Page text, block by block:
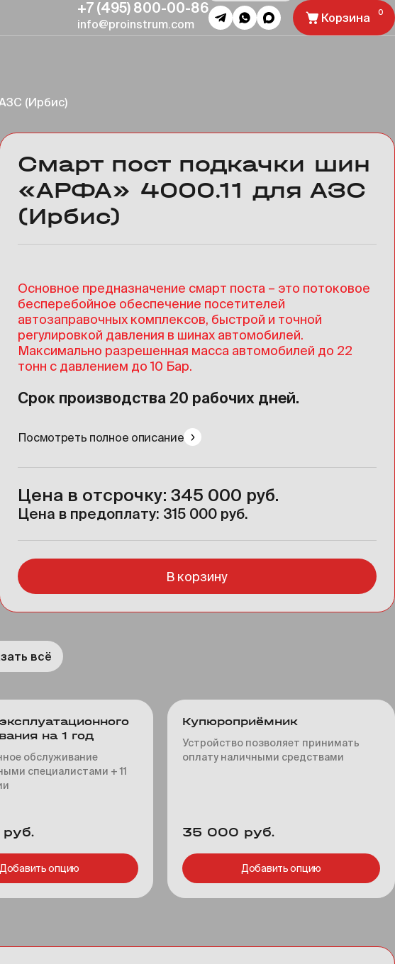
+7 (495) 800-00-86
info@proinstrum.com TelegramWhatsApp
MAX Корзина
(Ирбис)
Смарт пост подкачки шин
«АРФА» 4000.11 для АЗС
(Ирбис)
Основное предназначение смарт поста – это потоковое
бесперебойное обеспечение посетителей
автозаправочных комплексов, быстрой и точной
регулировкой давления в шинах автомобилей.
Максимально разрешенная масса автомобилей до 22
тонн с давлением до 10 Бар.
Срок производства 20 рабочих дней.
Посмотреть полное описание
Цена в отсрочку: 345 000 руб.
Цена в предоплату: 315 000 руб.
В корзину
всё
на 1 год
обслуживание
специалистами + 11
Добавить опцию
Купюроприёмник
Устройство позволяет принимать
оплату наличными средствами
35 000 руб.
Добавить опцию